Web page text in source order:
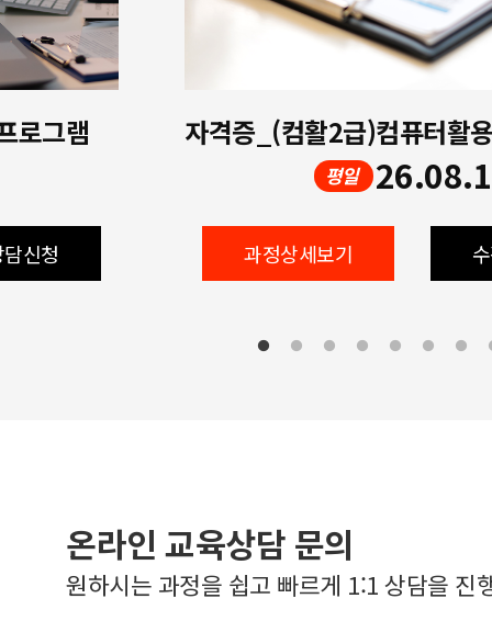
로그램
신청
평일
과정상세보기
온라인 교육상담 문의
원하시는 과정을 쉽고 빠르게 1:1 상담을 진